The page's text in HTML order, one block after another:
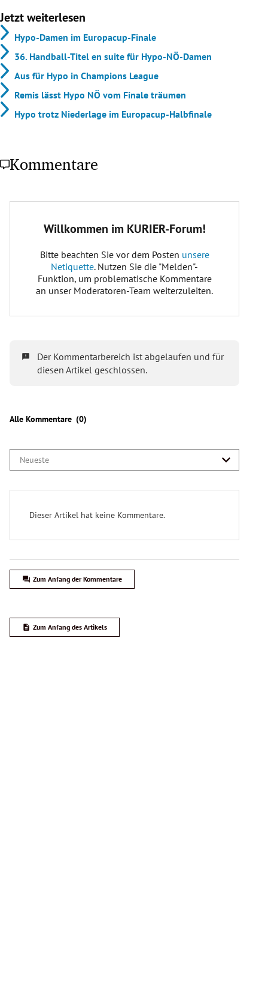
Jetzt weiterlesen
Hypo-Damen im Europacup-Finale
36. Handball-Titel en suite für Hypo-NÖ-Damen
Aus für Hypo in Champions League
Remis lässt Hypo NÖ vom Finale träumen
Hypo trotz Niederlage im Europacup-Halbfinale
Kommentare